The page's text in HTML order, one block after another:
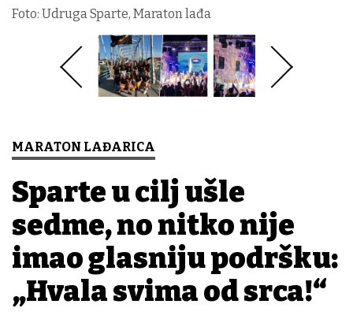
Foto: Udruga Sparte, Maraton lađa
MARATON LAĐARICA
Sparte u cilj ušle
sedme, no nitko nije
imao glasniju podršku:
„Hvala svima od srca!“